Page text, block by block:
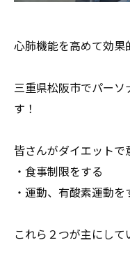
心肺機能を高めて効果
三重県松阪市でパーソ
す！
皆さんがダイエットで
・食事制限をする
・運動、有酸素運動を
これら２つが主にして